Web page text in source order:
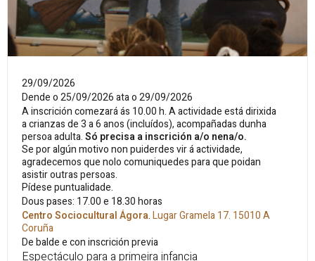
29/09/2026
Dende o 25/09/2026 ata o 29/09/2026
A inscrición comezará ás 10.00 h. A actividade está dirixida
a crianzas de 3 a 6 anos (incluídos), acompañadas dunha
persoa adulta.Só precisa a inscrición a/o nena/o.
Se por algún motivo non puiderdes vir á actividade,
agradecemos que nolo comuniquedes para que poidan
asistir outras persoas.
Pídese puntualidade.
Dous pases: 17.00 e 18.30 horas
Centro Sociocultural Ágora.Lugar Gramela 17. 15010A
Coruña
De balde e con inscrición previa
Espectáculo para a primeira infancia